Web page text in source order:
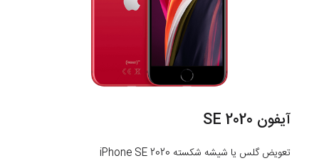
آیفون SE 2020
تعویض گلس یا شیشه شکسته iPhone SE 2020